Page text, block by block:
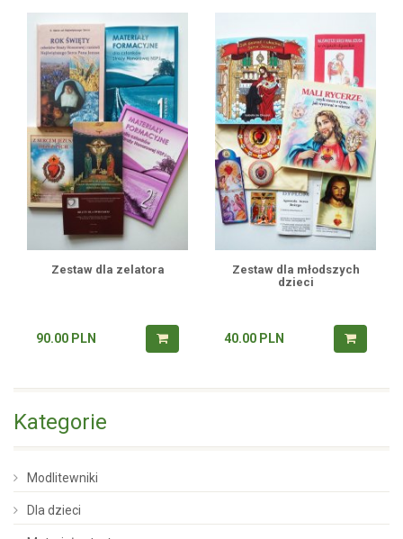
Zestaw dla zelatora
90.00 PLN
Zestaw dla młodszych
dzieci
40.00 PLN
Kategorie
Modlitewniki
Dla dzieci